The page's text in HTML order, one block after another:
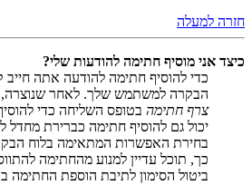
חזרה למעלה
כיצד אני מוסיף חתימה להודעות שלי?
כדי להוסיף חתימה להודעה אתה חייב
הבקרה למשתמש שלך. לאחר שנוצרה,
צרף חתימה בטופס השליחה כדי
יכול גם להוסיף חתימה כברירת מחדל
בחירת האפשרות המתאימה בלוח
כך, תוכל עדיין למנוע מהחתימה
ביטול הסימון לתיבת הוספת החתימה